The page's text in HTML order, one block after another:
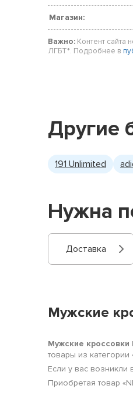
Магазин:
Важно: Контент сайта
ЛГБТ*. Подробнее в
Другие
191 Unlimited
Нужна
Доставка
Мужские
Мужские кроссовки
товары из
Если у вас возникли
Приобретая товар